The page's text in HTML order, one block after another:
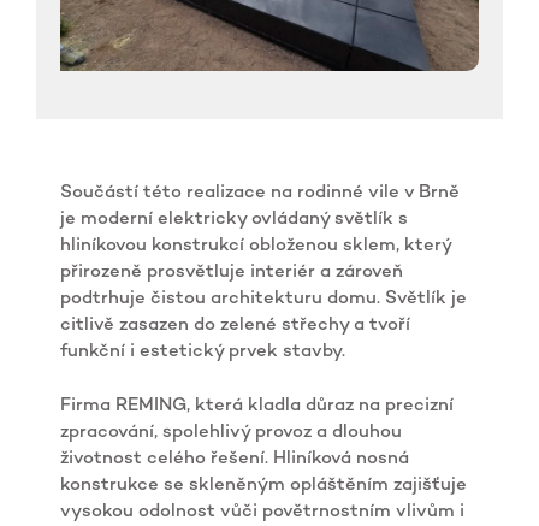
Součástí této realizace na rodinné vile v Brně
je moderní elektricky ovládaný světlík s
hliníkovou konstrukcí obloženou sklem, který
přirozeně prosvětluje interiér a zároveň
podtrhuje čistou architekturu domu. Světlík je
citlivě zasazen do zelené střechy a tvoří
funkční i estetický prvek stavby.
Firma REMING, která kladla důraz na precizní
zpracování, spolehlivý provoz a dlouhou
životnost celého řešení. Hliníková nosná
konstrukce se skleněným opláštěním zajišťuje
vysokou odolnost vůči povětrnostním vlivům i